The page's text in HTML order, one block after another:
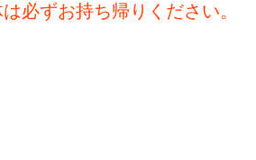
必ずお持ち帰りください。